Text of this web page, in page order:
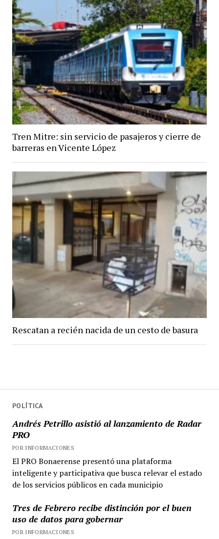
POLÍTICA
Andrés Petrillo asistió al lanzamiento de Radar
PRO
POR INFORMACIONES
El PRO Bonaerense presentó una plataforma
inteligente y participativa que busca relevar el estado
de los servicios públicos en cada municipio
Tres de Febrero recibe distinción por el buen
uso de datos para gobernar
POR INFORMACIONES
Tren Mitre: sin servicio de pasajeros y cierre de
barreras en Vicente López
Rescatan a recién nacida de un cesto de basura